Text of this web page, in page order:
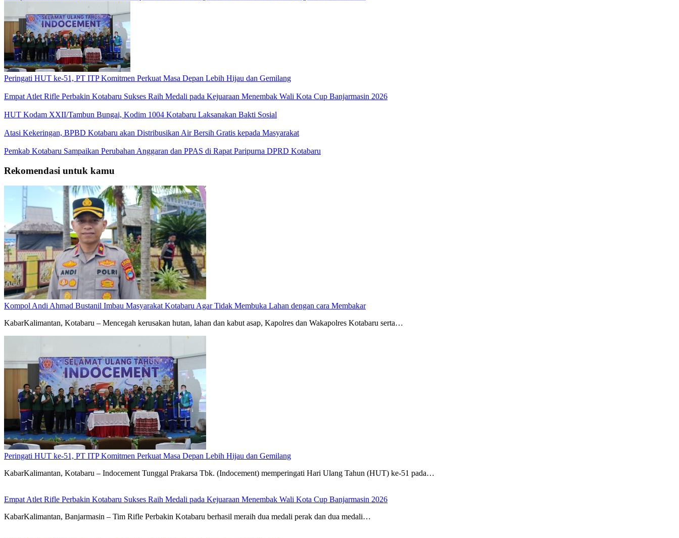
Peringati HUT ke-51, PT ITP Komitmen Perkuat Masa Depan Lebih Hijau dan Gemilang
Empat Atlet Rifle Perbakin Kotabaru Sukses Raih Medali pada Kejuaraan Menembak Wali Kota Cup Banjarmasin 2026
HUT Kodam XXII/Tambun Bungai, Kodim 1004 Kotabaru Laksanakan Bakti Sosial
Atasi Kekeringan, BPBD Kotabaru akan Distribusikan Air Bersih Gratis kepada Masyarakat
Pemkab Kotabaru Sampaikan Perubahan Anggaran dan PPAS di Rapat Paripurna DPRD Kotabaru
Rekomendasi untuk kamu
Kompol Andi Ahmad Bustanil Imbau Masyarakat Kotabaru Agar Tidak Membuka Lahan dengan cara Membakar
KabarKalimantan, Kotabaru – Mencegah kerusakan hutan, lahan dan kabut asap, Kapolres dan Wakapolres Kotabaru serta…
Peringati HUT ke-51, PT ITP Komitmen Perkuat Masa Depan Lebih Hijau dan Gemilang
KabarKalimantan, Kotabaru – Indocement Tunggal Prakarsa Tbk. (Indocement) memperingati Hari Ulang Tahun (HUT) ke-51 pada…
Empat Atlet Rifle Perbakin Kotabaru Sukses Raih Medali pada Kejuaraan Menembak Wali Kota Cup Banjarmasin 2026
KabarKalimantan, Banjarmasin – Tim Rifle Perbakin Kotabaru berhasil meraih dua medali perak dan dua medali…